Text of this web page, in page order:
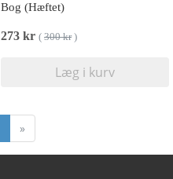
Bog (Hæftet)
273 kr ( 300 kr)
Læg i kurv
»